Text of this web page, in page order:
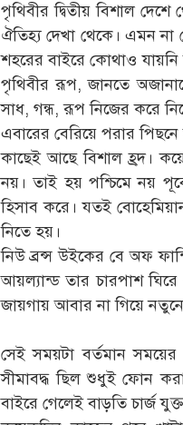
পৃথিবীর দ্বিতীয় বিশাল
ঐতিহ্য দেখা থেকে। এমন না
শহরের বাইরে কোথাও
পৃথিবীর রূপ, জানতে
সাধ, গন্ধ, রূপ নিজের করে
এবারের বেরিয়ে পরার
কাছেই আছে বিশাল হ্রদ।
নয়। তাই হয় পশ্চিমে নয়
হিসাব করে। যতই
নিতে হয়।
নিউ ব্রন্স উইকের বে অফ
আয়ল্যান্ড তার চারপাশ
জায়গায় আবার না গিয়ে
সেই সময়টা বর্তমান
সীমাবদ্ধ ছিল শুধুই ফোন
বাইরে গেলেই বাড়তি চার্জ